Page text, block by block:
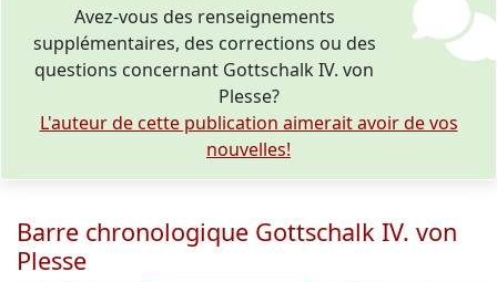
Avez-vous des renseignements
supplémentaires, des corrections ou des
questions concernant Gottschalk IV. von
Plesse?
L'auteur de cette publication aimerait avoir de vos
nouvelles!
Barre chronologique Gottschalk IV. von
Plesse